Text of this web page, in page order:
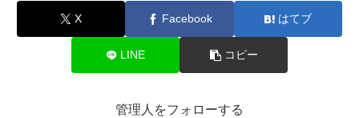
X Facebook はてブ
LINE コピー
管理人をフォローする